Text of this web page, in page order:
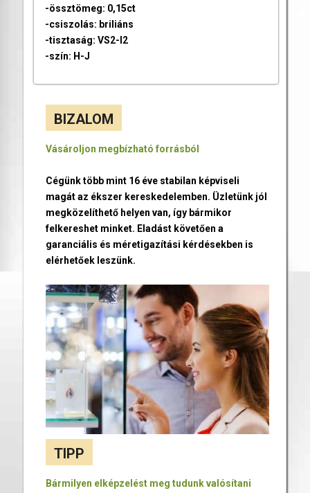
-össztömeg: 0,15ct
-csiszolás: briliáns
-tisztaság: VS2-I2
-szín: H-J
BIZALOM
Vásároljon megbízható forrásból
Cégünk több mint 16 éve stabilan képviseli
magát az ékszer kereskedelemben. Üzletünk jól
megközelíthető helyen van, így bármikor
felkereshet minket. Eladást követően a
garanciális és méretigazítási kérdésekben is
elérhetőek leszünk.
TIPP
Bármilyen elképzelést meg tudunk valósítani